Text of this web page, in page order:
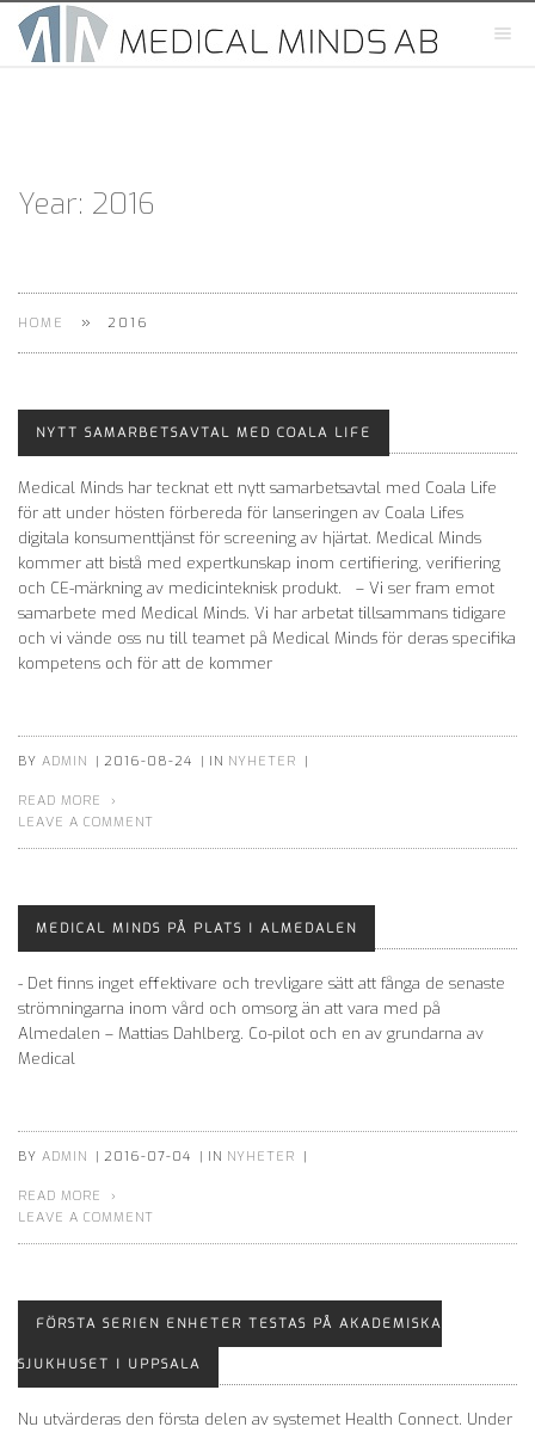
Year: 2016
HOME » 2016
NYTT SAMARBETSAVTAL MED COALA LIFE
Medical Minds har tecknat ett nytt samarbetsavtal med Coala Life
för att under hösten förbereda för lanseringen av Coala Lifes
digitala konsumenttjänst för screening av hjärtat. Medical Minds
kommer att bistå med expertkunskap inom certifiering, verifiering
och CE-märkning av medicinteknisk produkt. – Vi ser fram emot
samarbete med Medical Minds. Vi har arbetat tillsammans tidigare
och vi vände oss nu till teamet på Medical Minds för deras specifika
kompetens och för att de kommer
BY ADMIN | 2016-08-24 | IN NYHETER |
READ MORE
LEAVE A COMMENT
MEDICAL MINDS PÅ PLATS I ALMEDALEN
- Det finns inget effektivare och trevligare sätt att fånga de senaste
strömningarna inom vård och omsorg än att vara med på
Almedalen – Mattias Dahlberg. Co-pilot och en av grundarna av
Medical
BY ADMIN | 2016-07-04 | IN NYHETER |
READ MORE
LEAVE A COMMENT
FÖRSTA SERIEN ENHETER TESTAS PÅ AKADEMISKA
SJUKHUSET I UPPSALA
Nu utvärderas den första delen av systemet Health Connect. Under